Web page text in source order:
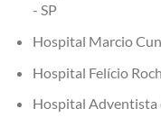
- SP
Hospital Marcio
Hospital Felício
Hospital Adventista